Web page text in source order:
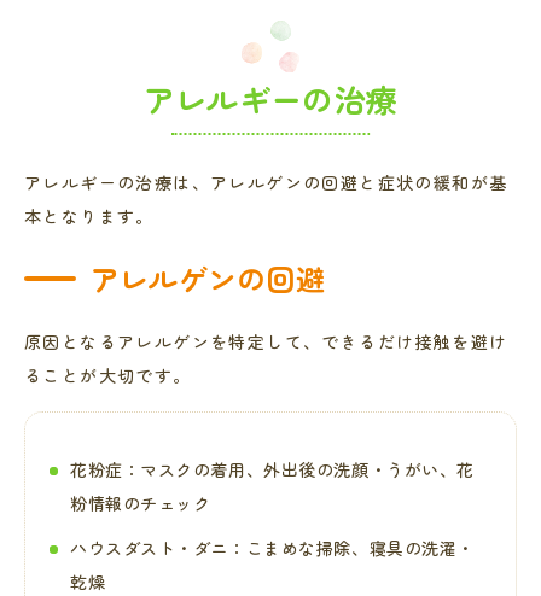
アレルギーの治療
アレルギーの治療は、アレルゲンの回避と症状の緩和が基
本となります。
アレルゲンの回避
原因となるアレルゲンを特定して、できるだけ接触を避け
ることが大切です。
花粉症：マスクの着用、外出後の洗顔・うがい、花
粉情報のチェック
ハウスダスト・ダニ：こまめな掃除、寝具の洗濯・
乾燥